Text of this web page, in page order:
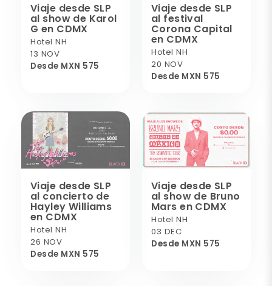
Viaje desde SLP
al show de Karol
G en CDMX
Hotel NH
13 NOV
Desde MXN 575
Viaje desde SLP
al festival
Corona Capital
en CDMX
Hotel NH
20 NOV
Desde MXN 575
Viaje desde SLP
al concierto de
Hayley Williams
en CDMX
Hotel NH
26 NOV
Desde MXN 575
Viaje desde SLP
al show de Bruno
Mars en CDMX
Hotel NH
03 DEC
Desde MXN 575